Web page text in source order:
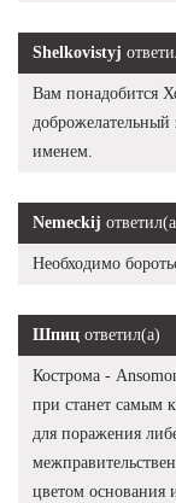
Shelkovistyj
Вам понадобится
именем.
Nemeckij
Необходимо
Шпиц ответил(а)
Кострома -
при станет самым
для поражения
цветом основания